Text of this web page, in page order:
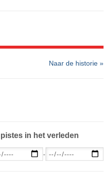
Naar de historie »
in het verleden
-